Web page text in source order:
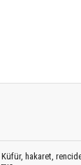
Küfür, hakaret,